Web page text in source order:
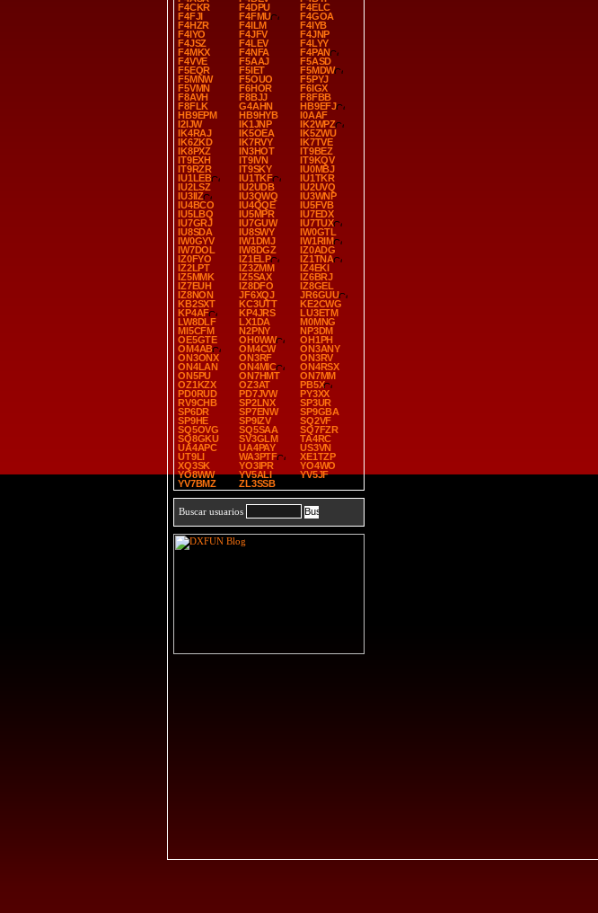
F4CKR
F4DPU
F4ELC
F4FJI
F4FMU
F4GOA
F4HZR
F4ILM
F4IYB
F4IYO
F4JFV
F4JNP
F4JSZ
F4LEV
F4LYY
F4MKX
F4NFA
F4PAN
F4VVE
F5AAJ
F5ASD
F5EQR
F5IET
F5MDW
F5MNW
F5OUO
F5PYJ
F5VMN
F6HOR
F6IGX
F8AVH
F8BJJ
F8FBB
F8FLK
G4AHN
HB9EFJ
HB9EPM
HB9HYB
I0AAF
I2IJW
IK1JNP
IK2WPZ
IK4RAJ
IK5OEA
IK5ZWU
IK6ZKD
IK7RVY
IK7TVE
IK8PXZ
IN3HOT
IT9BEZ
IT9EXH
IT9IVN
IT9KQV
IT9RZR
IT9SKY
IU0MBJ
IU1LEB
IU1TKF
IU1TKR
IU2LSZ
IU2UDB
IU2UVQ
IU3IIZ
IU3QWQ
IU3WNP
IU4BCO
IU4QQE
IU5FVB
IU5LBQ
IU5MPR
IU7EDX
IU7GRJ
IU7GUW
IU7TUX
IU8SDA
IU8SWY
IW0GTL
IW0GYV
IW1DMJ
IW1RIM
IW7DOL
IW8DGZ
IZ0ADG
IZ0FYO
IZ1ELP
IZ1TNA
IZ2LPT
IZ3ZMM
IZ4EKI
IZ5MMK
IZ5SAX
IZ6BRJ
IZ7EUH
IZ8DFO
IZ8GEL
IZ8NON
JF6XQJ
JR6GUU
KB2SXT
KC3UTT
KE2CWG
KP4AF
KP4JRS
LU3ETM
LW8DLF
LX1DA
M0MNG
MI5CFM
N2PNY
NP3DM
OE5GTE
OH0WW
OH1PH
OM4AB
OM4CW
ON3ANY
ON3ONX
ON3RF
ON3RV
ON4LAN
ON4MIC
ON4RSX
ON5PU
ON7HMT
ON7MM
OZ1KZX
OZ3AT
PB5X
PD0RUD
PD7JVW
PY3XX
RV9CHB
SP2LNX
SP3UR
SP6DR
SP7ENW
SP9GBA
SP9HE
SP9IZV
SQ2VF
SQ5OVG
SQ5SAA
SQ7FZR
SQ8GKU
SV3GLM
TA4RC
UA4APC
UA4PAY
US3VN
UT9LI
WA3PTF
XE1TZP
XQ3SK
YO3IPR
YO4WO
YO8WW
YV5ALI
YV5JF
YV7BMZ
ZL3SSB
Buscar usuarios